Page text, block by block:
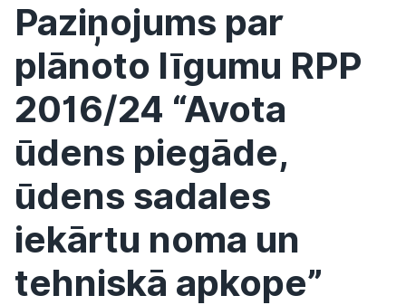
Paziņojums par
plānoto līgumu RPP
2016/24 “Avota
ūdens piegāde,
ūdens sadales
iekārtu noma un
tehniskā apkope”